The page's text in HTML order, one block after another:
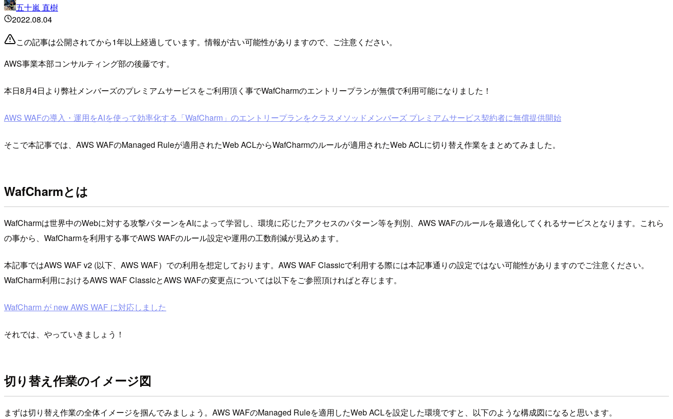
五十嵐 直樹
2022.08.04
この記事は公開されてから1年以上経過しています。情報が古い可能性がありますので、ご注意ください。
AWS事業本部コンサルティング部の後藤です。
本日8月4日より弊社メンバーズのプレミアムサービスをご利用頂く事でWafCharmのエントリープランが無償で利用可能になりました！
AWS WAFの導入・運用をAIを使って効率化する「WafCharm」のエントリープランをクラスメソッドメンバーズ プレミアムサービス契約者に無償提供開始
そこで本記事では、AWS WAFのManaged Ruleが適用されたWeb ACLからWafCharmのルールが適用されたWeb ACLに切り替え作業をまとめてみました。
WafCharmとは
WafCharmは世界中のWebに対する攻撃パターンをAIによって学習し、環境に応じたアクセスのパターン等を判別、AWS WAFのルールを最適化してくれるサービスとなります。これら
の事から、WafCharmを利用する事でAWS WAFのルール設定や運用の工数削減が見込めます。
本記事ではAWS WAF v2 (以下、AWS WAF）での利用を想定しております。AWS WAF Classicで利用する際には本記事通りの設定ではない可能性がありますのでご注意ください。
WafCharm利用におけるAWS WAF ClassicとAWS WAFの変更点については以下をご参照頂ければと存じます。
WafCharm が new AWS WAF に対応しました
それでは、やっていきましょう！
切り替え作業のイメージ図
まずは切り替え作業の全体イメージを掴んでみましょう。AWS WAFのManaged Ruleを適用したWeb ACLを設定した環境ですと、以下のような構成図になると思います。